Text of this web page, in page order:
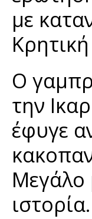
με
Ο
την
έφυγε
Μεγάλο